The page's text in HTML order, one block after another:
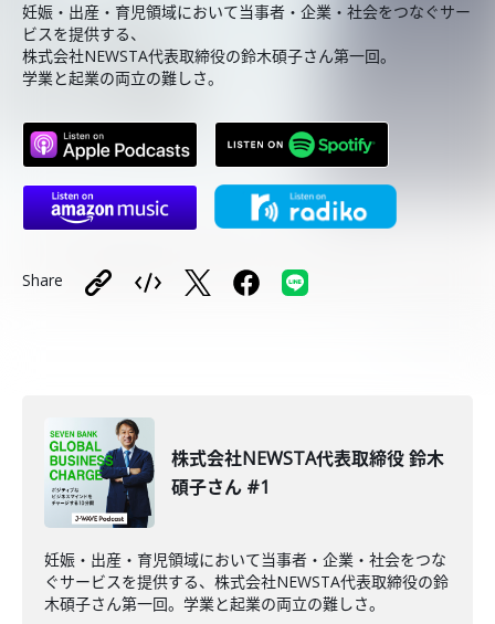
妊娠・出産・育児領域において当事者・企業・社会をつなぐサー
ビスを提供する、
株式会社NEWSTA代表取締役の鈴木碩子さん第一回。
学業と起業の両立の難しさ。
Share
株式会社NEWSTA代表取締役 鈴木
碩子さん #1
妊娠・出産・育児領域において当事者・企業・社会をつな
ぐサービスを提供する、株式会社NEWSTA代表取締役の鈴
木碩子さん第一回。学業と起業の両立の難しさ。